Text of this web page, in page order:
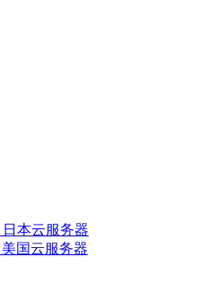
日本云服务器
美国云服务器